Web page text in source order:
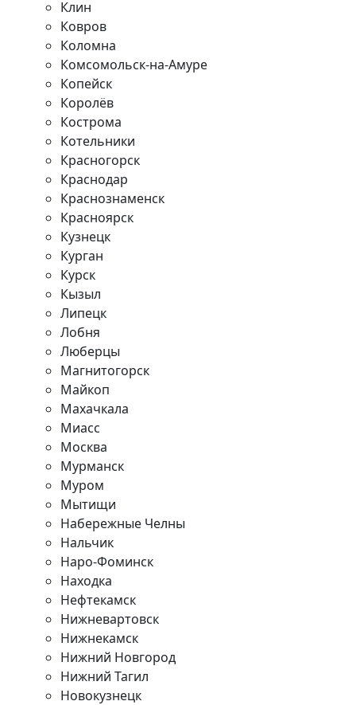
Клин
Ковров
Коломна
Комсомольск-на-Амуре
Копейск
Королёв
Кострома
Котельники
Красногорск
Краснодар
Краснознаменск
Красноярск
Кузнецк
Курган
Курск
Кызыл
Липецк
Лобня
Люберцы
Магнитогорск
Майкоп
Махачкала
Миасс
Москва
Мурманск
Муром
Мытищи
Набережные Челны
Нальчик
Наро-Фоминск
Находка
Нефтекамск
Нижневартовск
Нижнекамск
Нижний Новгород
Нижний Тагил
Новокузнецк